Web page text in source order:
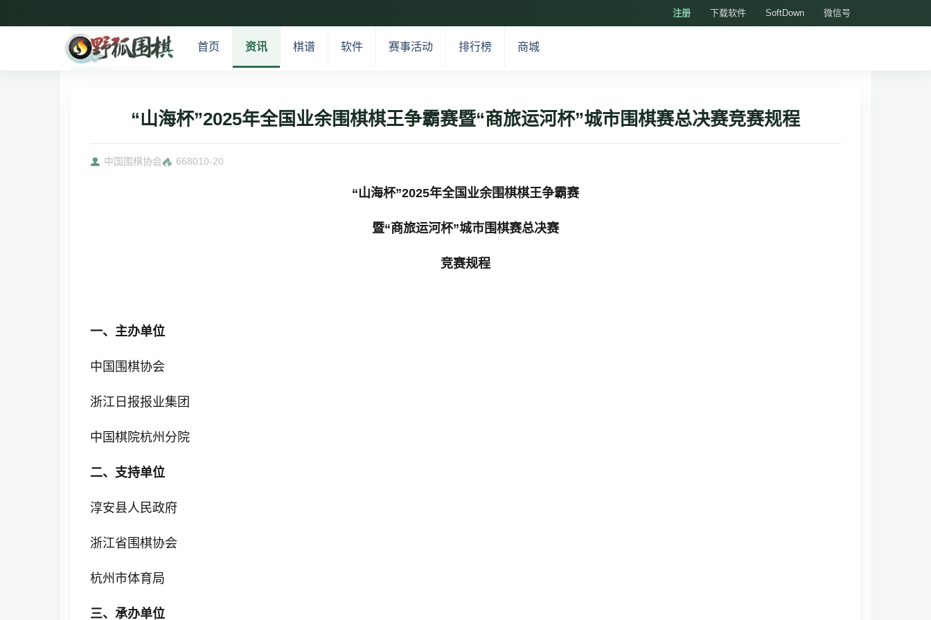
注册 下载软件 SoftDown 微信号
首页 资讯 棋谱 软件 赛事活动 排行榜 商城
“山海杯”2025年全国业余围棋棋王争霸赛暨“商旅运河杯”城市围棋赛总决赛竞赛规程
中国围棋协会 668010-20
“山海杯”2025年全国业余围棋棋王争霸赛
暨“商旅运河杯”城市围棋赛总决赛
竞赛规程
一、主办单位
中国围棋协会
浙江日报报业集团
中国棋院杭州分院
二、支持单位
淳安县人民政府
浙江省围棋协会
杭州市体育局
三、承办单位